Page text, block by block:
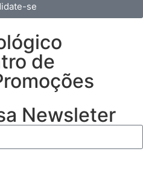
se
de
Newsleter